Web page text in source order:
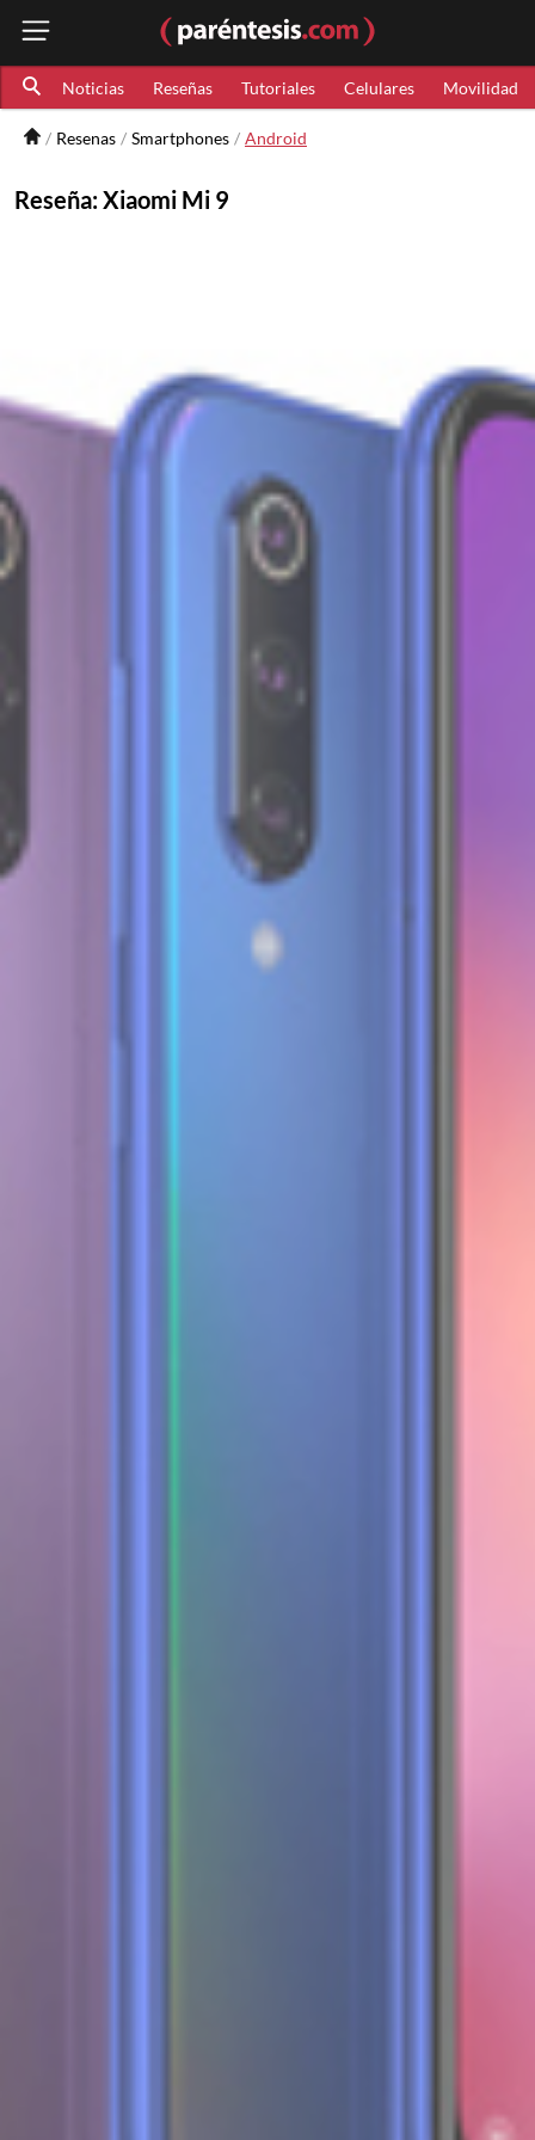
Noticias Reseñas Tutoriales Celulares Movilidad
Resenas Smartphones Android
Reseña: Xiaomi Mi 9